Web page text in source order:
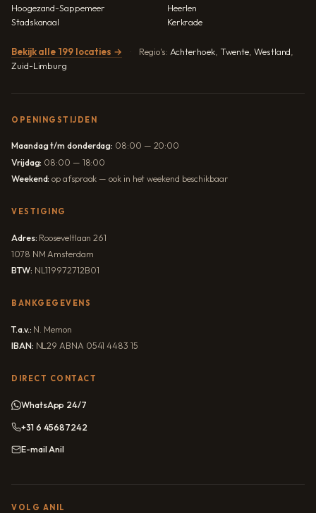
Hoogezand-Sappemeer
Stadskanaal
Heerlen
Kerkrade
Bekijk alle 199 locaties → Regio's: Achterhoek, Twente Westland
Zuid-Limburg
OPENINGSTIJDEN
Maandag t/m donderdag: 08:00 — 20:00
Vrijdag: 08:00 — 18:00
Weekend: op afspraak — ook in het weekend beschikbaar
VESTIGING
Adres: Rooseveltlaan 261
1078 NM Amsterdam
BTW: NL119972712B01
BANKGEGEVENS
T.a.v.: N. Memon
IBAN: NL29 ABNA 0541 4483 15
DIRECT CONTACT
WhatsApp 24/7
+31 6 45687242
E-mail Anil
VOLG ANIL